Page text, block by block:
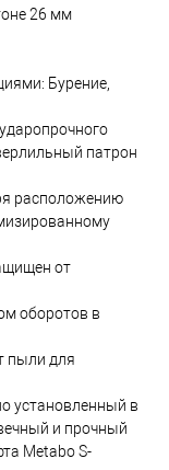
26 мм
Бурение,
патрон
расположению
от
оборотов в
пыли для
установленный в
и прочный
Metabo S-